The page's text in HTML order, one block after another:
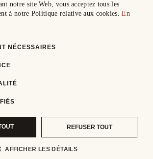
notre site Web, vous acceptez tous les
à notre Politique relative aux cookies.En
NÉCESSAIRES
REFUSER TOUT
AFFICHER LES DÉTAILS